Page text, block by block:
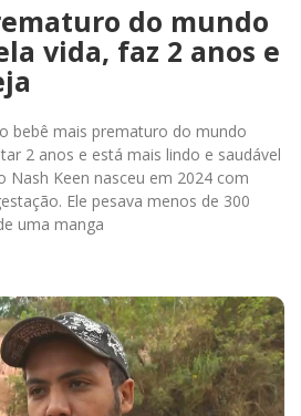
do mundo
vida, faz 2 anos e
bebê mais prematuro do mundo
2 anos e está mais lindo e saudável
Nash Keen nasceu em 2024 com
Ele pesava menos de 300
uma manga